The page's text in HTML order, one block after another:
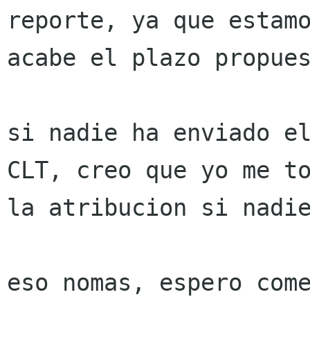
reporte, ya que
acabe el plazo
si nadie ha enviado
CLT, creo que yo me
la atribucion si nadie
﻿eso nomas, espero